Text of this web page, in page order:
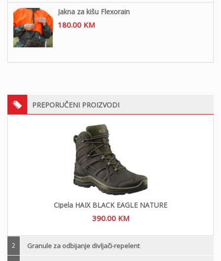
Jakna za kišu Flexorain
180.00 KM
PREPORUČENI PROIZVODI
Cipela HAIX BLACK EAGLE NATURE
390.00 KM
2 Granule za odbijanje divljači-repelent